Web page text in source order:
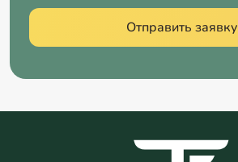
Отправить заявку